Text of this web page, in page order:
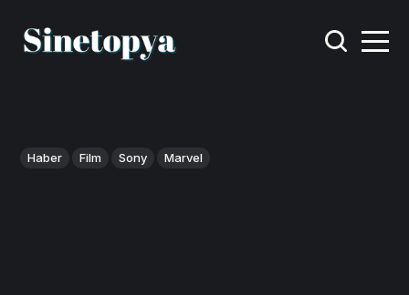
Haber Film Sony Marvel